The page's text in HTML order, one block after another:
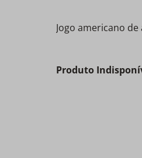
Jogo americano de
Produto